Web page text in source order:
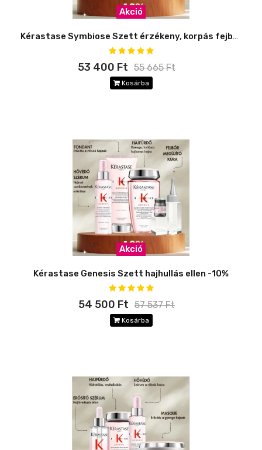
Akció
Kérastase Symbiose Szett érzékeny, korpás fejbőrre -10%
53 400 Ft 55 665 Ft
Kosárba
Akció
Kérastase Genesis Szett hajhullás ellen -10%
54 500 Ft 57 537 Ft
Kosárba